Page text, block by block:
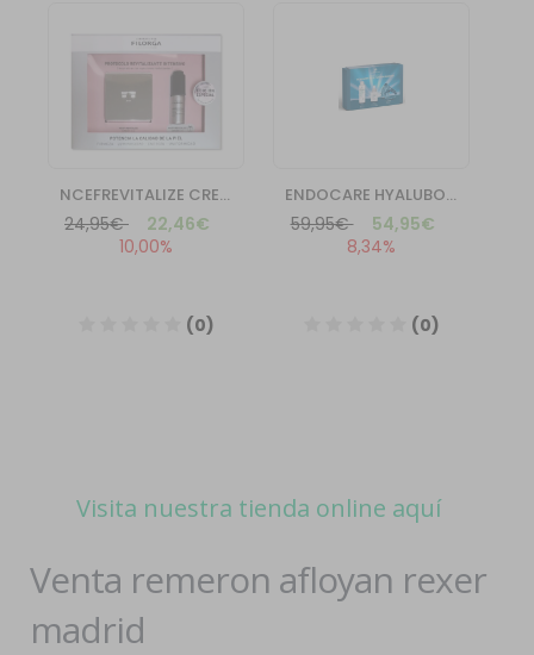
Visita nuestra tienda online aquí
Venta remeron afloyan rexer
madrid